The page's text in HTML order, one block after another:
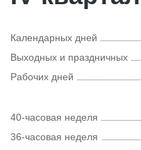
Календарных дней
Выходных и праздничных
Рабочих дней
40-часовая неделя
36-часовая неделя